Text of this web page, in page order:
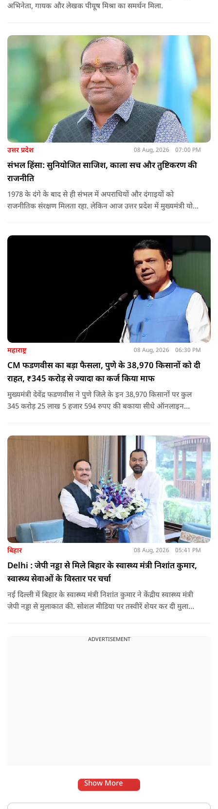
अभिनेता, गायक और लेखक पीयूष मिश्रा का समर्थन मिला.
उत्तर प्रदेश 08 Aug, 2026 07:00 PM
संभल हिंसा: सुनियोजित साजिश, काला सच और तुष्टिकरण की
राजनीति
1978 के दंगे के बाद से ही संभल में अपराधियों और दंगाइयों को
राजनीतिक संरक्षण मिलता रहा. लेकिन आज उत्तर प्रदेश में मुख्यमंत्री योगी
नेता या सांसद क्यों न हो, यदि वह राज्य की शांति और सुरक्षा से खिलवाड़
महाराष्ट्र 08 Aug, 2026 06:30 PM
CM फडणवीस का बड़ा फैसला, पुणे के 38,970 किसानों को दी
राहत, ₹345 करोड़ से ज्यादा का कर्ज किया माफ
मुख्यमंत्री देवेंद्र फडणवीस ने पुणे जिले के इन 38,970 किसानों पर कुल
345 करोड़ 25 लाख 5 हजार 594 रुपए की बकाया सीधे ऑनलाइन
बिहार 08 Aug, 2026 05:41 PM
Delhi : जेपी नड्डा से मिले बिहार के स्वास्थ्य मंत्री निशांत कुमार,
स्वास्थ्य सेवाओं के विस्तार पर चर्चा
नई दिल्ली में बिहार के स्वास्थ्य मंत्री निशांत कुमार ने केंद्रीय स्वास्थ्य मंत्री
जेपी नड्डा से मुलाकात की. सोशल मीडिया पर तस्वीरें शेयर कर दी मुलाकात
ADVERTISEMENT
Show More